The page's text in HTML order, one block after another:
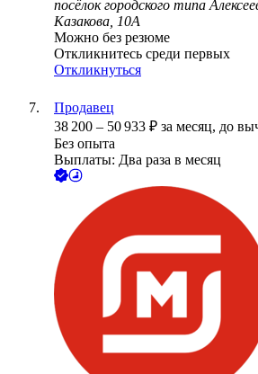
посёлок городского типа
Казакова, 10А
Можно без резюме
Откликнитесь среди первых
Откликнуться
Продавец
38 200 – 50 933 ₽ за месяц, до
Без опыта
Выплаты: Два раза в месяц